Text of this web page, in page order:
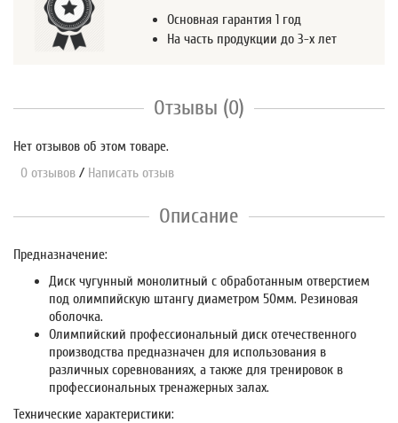
Основная гарантия 1 год
На часть продукции до 3-х лет
Отзывы (0)
Нет отзывов об этом товаре.
0 отзывов / Написать отзыв
Описание
Предназначение:
Диск чугунный монолитный с обработанным отверстием
под олимпийскую штангу диаметром 50мм. Резиновая
оболочка.
Олимпийский профессиональный диск отечественного
производства предназначен для использования в
различных соревнованиях, а также для тренировок в
профессиональных тренажерных залах.
Технические характеристики: